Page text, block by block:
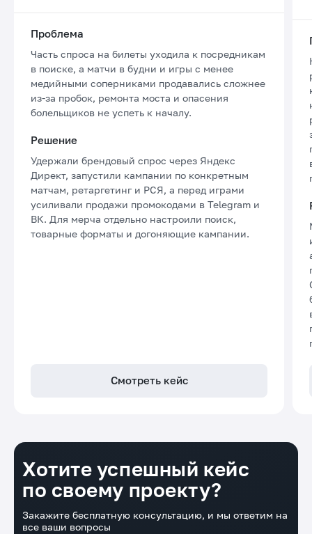
Смотреть кейс
Проблема
Часть спроса на билеты уходила к посредникам
в поиске, а матчи в будни и игры с менее
медийными соперниками продавались сложнее
из-за пробок, ремонта моста и опасения
болельщиков не успеть к началу.
Решение
Удержали брендовый спрос через Яндекс
Директ, запустили кампании по конкретным
матчам, ретаргетинг и РСЯ, а перед играми
усиливали продажи промокодами в Telegram и
ВК. Для мерча отдельно настроили поиск,
товарные форматы и догоняющие кампании.
Хотите успешный кейс
по своему проекту?
Закажите бесплатную консультацию, и мы ответим на
все ваши вопросы